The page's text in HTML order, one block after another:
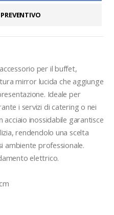
per il buffet,
mirror lucida che aggiunge
Ideale per
i servizi di catering o nei
inossidabile garantisce
rendendolo una scelta
ambiente professionale.
elettrico.